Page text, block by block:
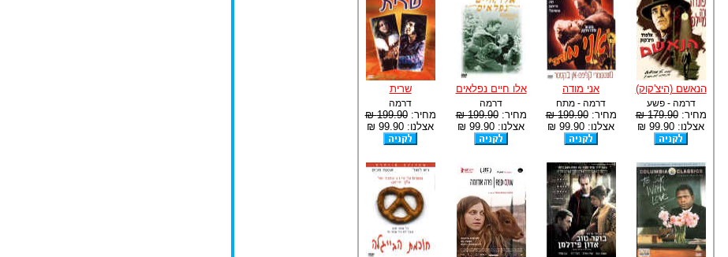
הנאשם (היצ'קוק)
דרמה - פשע
מחיר:179.90 ₪
אצלנו: 99.90 ₪
אני מודה
דרמה - מתח
מחיר:199.90 ₪
אצלנו: 99.90 ₪
אלו חיים נפלאים
דרמה
מחיר:199.90 ₪
אצלנו: 99.90 ₪
שרית
דרמה
מחיר:199.90 ₪
אצלנו: 99.90 ₪